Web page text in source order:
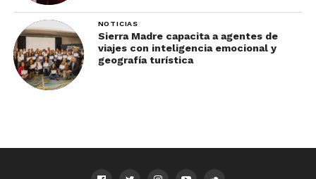
NOTICIAS
Sierra Madre capacita a agentes de
viajes con inteligencia emocional y
geografía turística